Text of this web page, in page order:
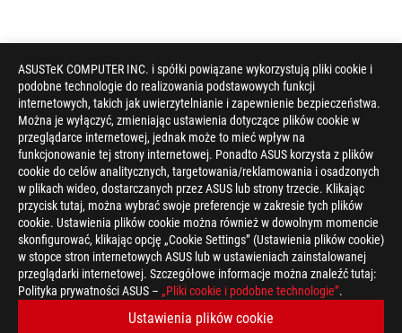
ASUSTeK COMPUTER INC. i spółki powiązane wykorzystują pliki cookie i
podobne technologie do realizowania podstawowych funkcji
internetowych, takich jak uwierzytelnianie i zapewnienie bezpieczeństwa.
Można je wyłączyć, zmieniając ustawienia dotyczące plików cookie w
przeglądarce internetowej, jednak może to mieć wpływ na
funkcjonowanie tej strony internetowej. Ponadto ASUS korzysta z plików
cookie do celów analitycznych, targetowania/reklamowania i osadzonych
w plikach wideo, dostarczanych przez ASUS lub strony trzecie. Klikając
przycisk tutaj, można wybrać swoje preferencje w zakresie tych plików
cookie. Ustawienia plików cookie można również w dowolnym momencie
skonfigurować, klikając opcję „Cookie Settings” (Ustawienia plików cookie)
w stopce stron internetowych ASUS lub w ustawieniach zainstalowanej
przeglądarki internetowej. Szczegółowe informacje można znaleźć tutaj:
Polityka prywatności ASUS – „Pliki cookie i podobne technologie”.
Ustawienia plików cookie
Disclaimer
Produkty certyfikowane przez kanadyjską Federalną Komisję
Zjednoczonych i w Kanadzie. Zapraszamy do odwiedzenia
dostępności produktów.